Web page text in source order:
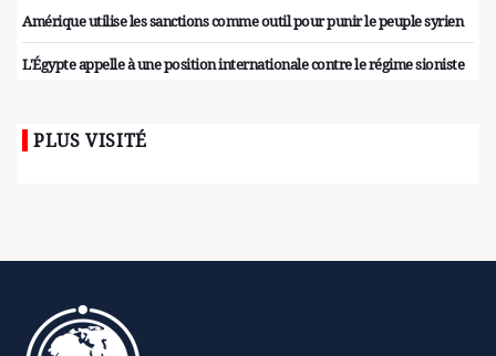
Amérique utilise les sanctions comme outil pour punir le peuple syrien
L'Égypte appelle à une position internationale contre le régime sioniste
PLUS VISITÉ